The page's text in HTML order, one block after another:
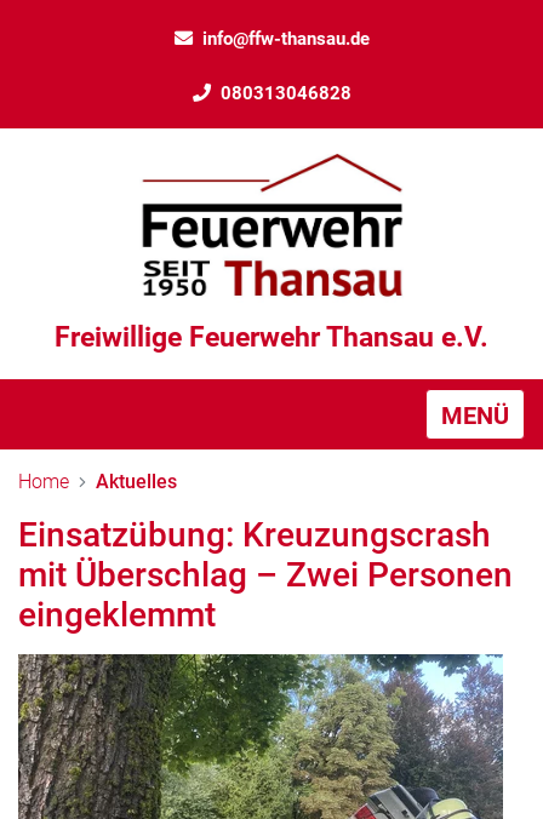
info@ffw-thansau.de
080313046828
Freiwillige Feuerwehr Thansau e.V.
MENÜ
Home Aktuelles
Einsatzübung: Kreuzungscrash
mit Überschlag – Zwei Personen
eingeklemmt